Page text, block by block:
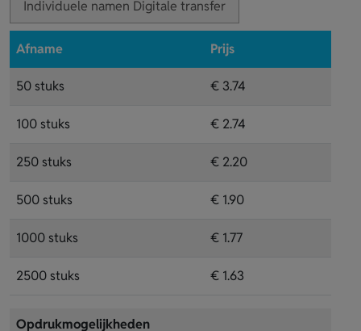
Individuele namen Digitale transfer
Afname Prijs
50 stuks € 3.74
100 stuks € 2.74
250 stuks € 2.20
500 stuks € 1.90
1000 stuks € 1.77
2500 stuks € 1.63
Opdrukmogelijkheden